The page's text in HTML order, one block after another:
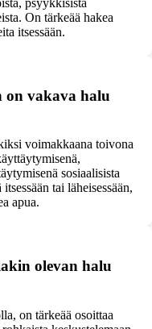
On tärkeää hakea
itsessään.
on vakava halu
voimakkaana toivona
sosiaalisista
tai läheisessään,
apua.
olevan halu
on tärkeää osoittaa